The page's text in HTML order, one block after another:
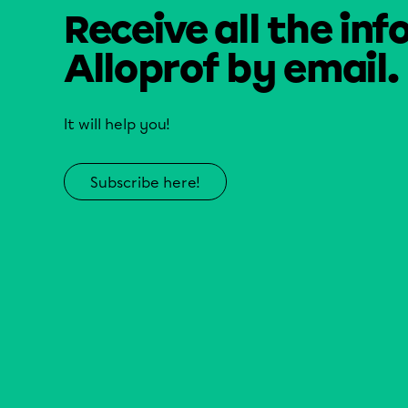
Receive all the
Alloprof by email.
It will help you!
Subscribe here!